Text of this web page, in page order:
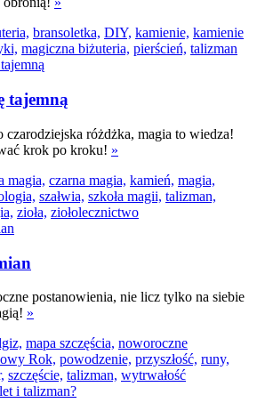
bransoletka, DIY, kamienie, kamienie
magiczna biżuteria, pierścień, talizman
tajemną
różdżka, magia to wiedza!
krok po kroku! »
magia, czarna magia, kamień, magia,
szałwia, szkoła magii, talizman,
zioła, ziołolecznictwo
postanowienia, nie licz tylko na siebie
»
mapa szczęścia, noworoczne
Rok, powodzenie, przyszłość, runy,
szczęście, talizman, wytrwałość